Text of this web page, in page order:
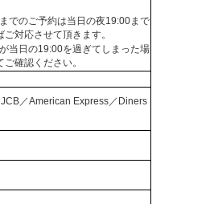
でのご予約は当日の夜19:00まで
対応させて頂きます。
当日の19:00を過ぎてしまった場
確認ください。
／American Express／Diners